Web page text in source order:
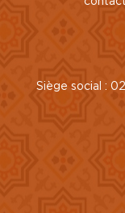
Siège social :